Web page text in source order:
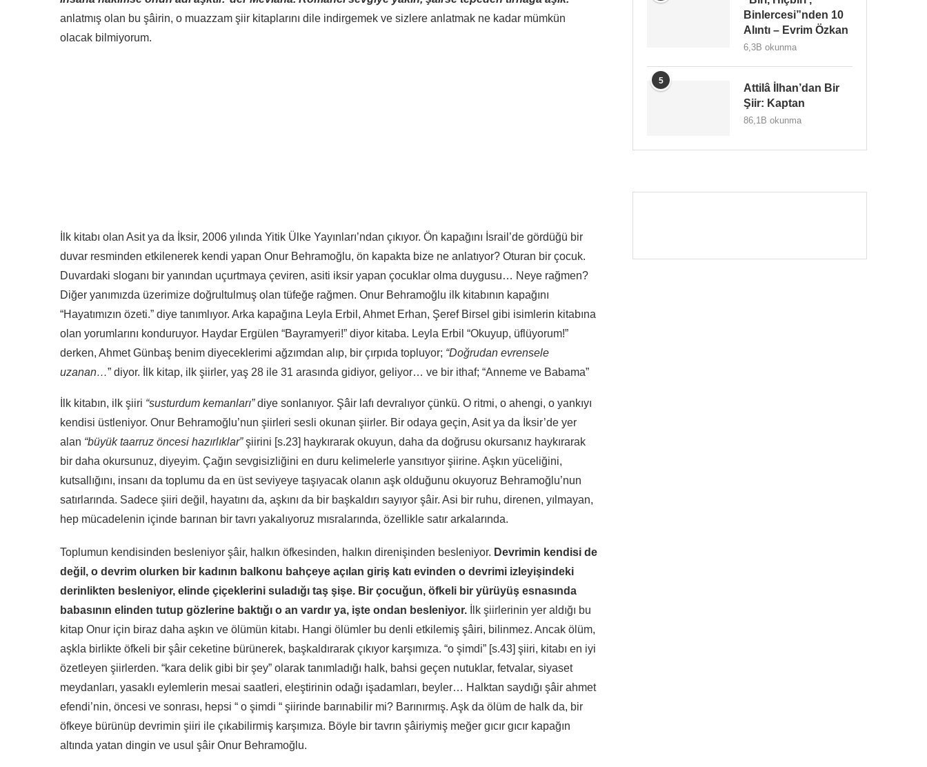
anlatmış olan bu şâirin, o muazzam şiir kitaplarını dile indirgemek ve sizlere anlatmak ne kadar mümkün
olacak bilmiyorum.
İlk kitabı olan Asit ya da İksir, 2006 yılında Yitik Ülke Yayınları’ndan çıkıyor. Ön kapağını İsrail’de gördüğü bir
duvar resminden etkilenerek kendi yapan Onur Behramoğlu, ön kapakta bize ne anlatıyor? Oturan bir çocuk.
Duvardaki sloganı bir yanından uçurtmaya çeviren, asiti iksir yapan çocuklar olma duygusu… Neye rağmen?
Diğer yanımızda üzerimize doğrultulmuş olan tüfeğe rağmen. Onur Behramoğlu ilk kitabının kapağını
“Hayatımızın özeti.” diye tanımlıyor. Arka kapağına Leyla Erbil, Ahmet Erhan, Şeref Birsel gibi isimlerin kitabına
olan yorumlarını konduruyor. Haydar Ergülen “Bayramyeri!” diyor kitaba. Leyla Erbil “Okuyup, üflüyorum!”
derken, Ahmet Günbaş benim diyeceklerimi ağzımdan alıp, bir çırpıda topluyor; “Doğrudan evrensele
uzanan…” diyor. İlk kitap, ilk şiirler, yaş 28 ile 31 arasında gidiyor, geliyor… ve bir ithaf; “Anneme ve Babama”
İlk kitabın, ilk şiiri “susturdum kemanları”diye sonlanıyor. Şâir lafı devralıyor çünkü. O ritmi, o ahengi, o yankıyı
kendisi üstleniyor. Onur Behramoğlu’nun şiirleri sesli okunan şiirler. Bir odaya geçin, Asit ya da İksir’de yer
alan “büyük taarruz öncesi hazırlıklar”şiirini [s.23] haykırarak okuyun, daha da doğrusu okursanız haykırarak
bir daha okursunuz, diyeyim. Çağın sevgisizliğini en duru kelimelerle yansıtıyor şiirine. Aşkın yüceliğini,
kutsallığını, insanı da toplumu da en üst seviyeye taşıyacak olanın aşk olduğunu okuyoruz Behramoğlu’nun
satırlarında. Sadece şiiri değil, hayatını da, aşkını da bir başkaldırı sayıyor şâir. Asi bir ruhu, direnen, yılmayan,
hep mücadelenin içinde barınan bir tavrı yakalıyoruz mısralarında, özellikle satır arkalarında.
Toplumun kendisinden besleniyor şâir, halkın öfkesinden, halkın direnişinden besleniyor. Devrimin kendisi de
değil, o devrim olurken bir kadının balkonu bahçeye açılan giriş katı evinden o devrimi izleyişindeki
derinlikten besleniyor, elinde çiçeklerini suladığı taş şişe. Bir çocuğun, öfkeli bir yürüyüş esnasında
babasının elinden tutup gözlerine baktığı o an vardır ya, işte ondan besleniyor. İlk şiirlerinin yer aldığı bu
kitap Onur için biraz daha aşkın ve ölümün kitabı. Hangi ölümler bu denli etkilemiş şâiri, bilinmez. Ancak ölüm,
aşkla birlikte öfkeli bir şâir ceketine bürünerek, başkaldırarak çıkıyor karşımıza. “o şimdi” [s.43] şiiri, kitabı en iyi
özetleyen şiirlerden. “kara delik gibi bir şey” olarak tanımladığı halk, bahsi geçen nutuklar, fetvalar, siyaset
meydanları, yasaklı eylemlerin mesai saatleri, eleştirinin odağı işadamları, beyler… Halktan saydığı şâir ahmet
efendi’nin, öncesi ve sonrası, hepsi “ o şimdi “ şiirinde barınabilir mi? Barınırmış. Aşk da ölüm de halk da, bir
öfkeye bürünüp devrimin şiiri ile çıkabilirmiş karşımıza. Böyle bir tavrın şâiriymiş meğer gıcır gıcır kapağın
altında yatan dingin ve usul şâir Onur Behramoğlu.
Binlercesi”nden 10
Alıntı – Evrim Özkan
6,3B okunma
5
Attilâ İlhan’dan Bir
Şiir: Kaptan
86,1B okunma